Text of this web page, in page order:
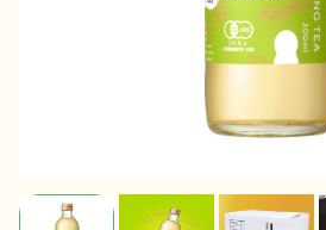
ORIGINAL
オリジナル
YUZU HEADS